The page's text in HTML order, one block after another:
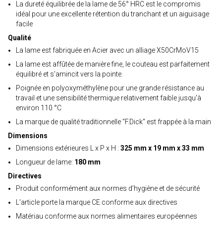
La dureté équilibrée de la lame de 56° HRC est le compromis
idéal pour une excellente rétention du tranchant et un aiguisage
facile
Qualité
La lame est fabriquée en Acier avec un alliage X50CrMoV15
La lame est affûtée de manière fine, le couteau est parfaitement
équilibré et s'amincit vers la pointe.
Poignée en polyoxyméthylène pour une grande résistance au
travail et une sensibilité thermique relativement faible jusqu'à
environ 110 °C
La marque de qualité traditionnelle "F.Dick" est frappée à la main
Dimensions
Dimensions extérieures L x P x H : 325 mm x 19 mm x 33 mm
Longueur de lame: 180 mm
Directives
Produit conformément aux normes d’hygiène et de sécurité
L'article porte la marque CE conforme aux directives
Matériau conforme aux normes alimentaires européennes